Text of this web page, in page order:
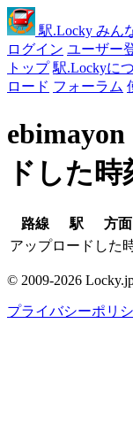
駅.Locky みん
ログイン ユーザー
トップ 駅.Lockyに
ロード フォーラム
ドした時
路線 駅 方面
アップロードした
© 2009-2026
プライバシーポリ